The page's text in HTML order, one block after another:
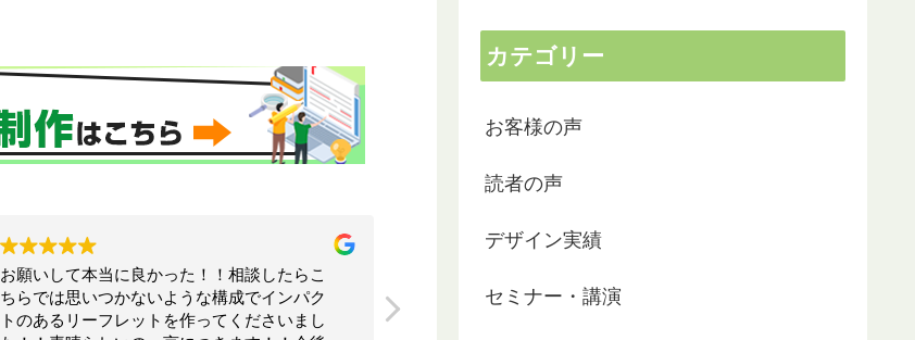
コーチとして独立してから、ずっとお世話に
なっています。
これまでに、ホームページやチラシ、リーフ
開業間もないため、できるだけ経費を抑えた
カテゴリー
お客様の声
読者の声
デザイン実績
セミナー・講演